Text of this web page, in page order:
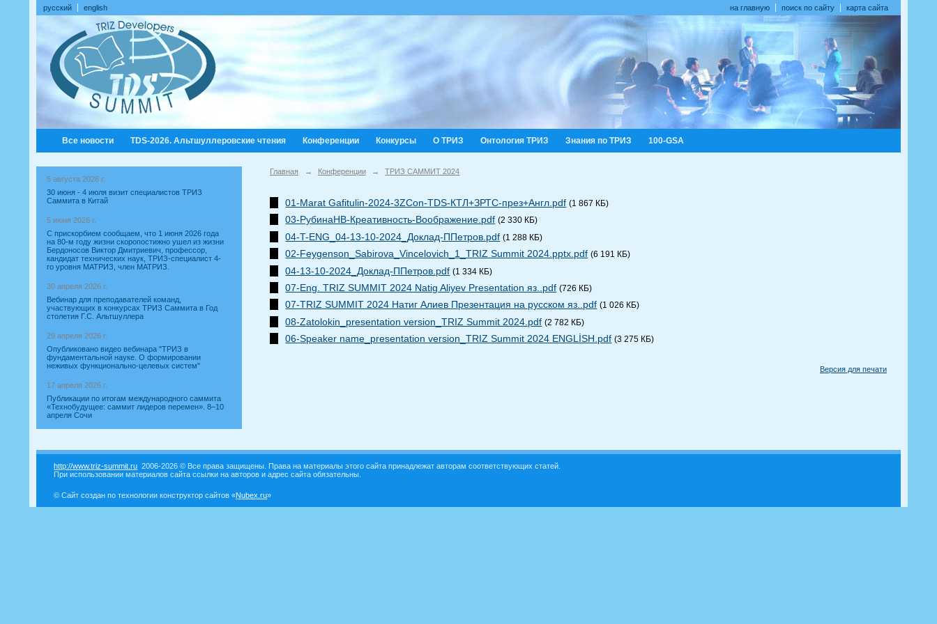
русский english на главную поиск по сайту карта сайта
Все новости TDS-2026. Альтшуллеровские чтения Конференции Конкурсы О ТРИЗ Онтология ТРИЗ Знания по ТРИЗ 100-GSA
5 августа 2026 г.
30 июня - 4 июля визит специалистов ТРИЗ
Саммита в Китай
5 июня 2026 г.
С прискорбием сообщаем, что 1 июня 2026 года
на 80-м году жизни скоропостижно ушел из жизни
Бердоносов Виктор Дмитриевич, профессор,
кандидат технических наук, ТРИЗ-специалист 4-
го уровня МАТРИЗ, член МАТРИЗ.
30 апреля 2026 г.
Вебинар для преподавателей команд,
участвующих в конкурсах ТРИЗ Саммита в Год
столетия Г.С. Альтшуллера
29 апреля 2026 г.
Опубликовано видео вебинара "ТРИЗ в
фундаментальной науке. О формировании
неживых функционально-целевых систем"
17 апреля 2026 г.
Публикации по итогам международного саммита
«Технобудущее: саммит лидеров перемен». 8–10
апреля Сочи
Главная → Конференции → ТРИЗ САММИТ 2024
01-Marat Gafitulin-2024-3ZCon-TDS-КТЛ+ЗРТС-през+Англ.pdf (1 867 КБ)
03-РубинаНВ-Креативность-Воображение.pdf (2 330 КБ)
04-T-ENG_04-13-10-2024_Доклад-ППетров.pdf (1 288 КБ)
02-Feygenson_Sabirova_Vincelovich_1_TRIZ Summit 2024.pptx.pdf (6 191 КБ)
04-13-10-2024_Доклад-ППетров.pdf (1 334 КБ)
07-Eng. TRIZ SUMMIT 2024 Natig Aliyev Presentation яз..pdf (726 КБ)
07-TRIZ SUMMIT 2024 Натиг Алиев Презентация на русском яз..pdf (1 026 КБ)
08-Zatolokin_presentation version_TRIZ Summit 2024.pdf (2 782 КБ)
06-Speaker name_presentation version_TRIZ Summit 2024 ENGLİSH.pdf (3 275 КБ)
Версия для печати
http://www.triz-summit.ru 2006-2026 © Все права защищены. Права на материалы этого сайта принадлежат авторам соответствующих статей.
При использовании материалов сайта ссылки на авторов и адрес сайта обязательны.
© Сайт создан по технологии конструктор сайтов «Nubex.ru»